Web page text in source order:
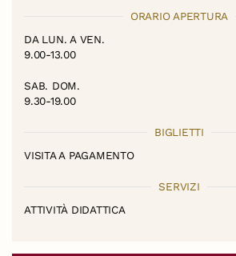
ORARIO APERTURA
DA LUN. A VEN.
9.00-13.00
SAB. DOM.
9.30-19.00
BIGLIETTI
VISITA A PAGAMENTO
SERVIZI
ATTIVITÀ DIDATTICA